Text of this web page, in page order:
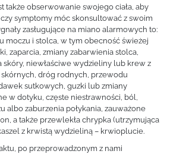
także obserwowanie swojego ciała, aby
symptomy móc skonsultować z swoim
zasługujące na miano alarmowych to:
moczu i stolca, w tym obecność świeżej
zaparcia, zmiany zabarwienia stolca,
skóry, niewłaściwe wydzieliny lub krew z
skórnych, dróg rodnych, przewodu
sutkowych, guzki lub zmiany
w dotyku, częste niestrawności, ból,
albo zaburzenia połykania, zauważone
a także przewlekła chrypka (utrzymująca
z krwistą wydzieliną – krwioplucie.
po przeprowadzonym z nami